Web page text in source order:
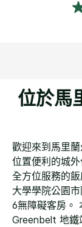
位於馬
歡迎來到馬里
位置便利的城
全方位服務的
大學學院公園
6無障礙客房。
Greenbelt 地鐵